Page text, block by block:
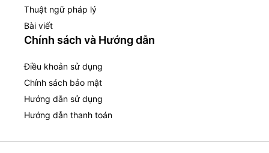
Thuật ngữ pháp lý
Bài viết
Chính sách và Hướng dẫn
Điều khoản sử dụng
Chính sách bảo mật
Hướng dẫn sử dụng
Hướng dẫn thanh toán